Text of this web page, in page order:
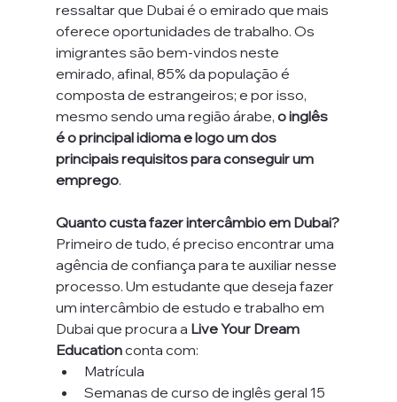
ressaltar que Dubai é o emirado que mais
oferece oportunidades de trabalho. Os
imigrantes são bem-vindos neste
emirado, afinal, 85% da população é
composta de estrangeiros; e por isso,
mesmo sendo uma região árabe, o inglês
é o principal idioma e logo um dos
principais requisitos para conseguir um
emprego.
Quanto custa fazer intercâmbio em Dubai?
Primeiro de tudo, é preciso encontrar uma
agência de confiança para te auxiliar nesse
processo. Um estudante que deseja fazer
um intercâmbio de estudo e trabalho em
Dubai que procura a Live Your Dream
Education conta com:
Matrícula
Semanas de curso de inglês geral 15